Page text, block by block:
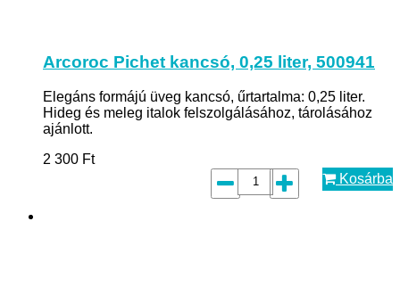
Arcoroc Pichet kancsó, 0,25 liter, 500941
Elegáns formájú üveg kancsó, űrtartalma: 0,25 liter.
Hideg és meleg italok felszolgálásához, tárolásához
ajánlott.
2 300 Ft
Kosárba